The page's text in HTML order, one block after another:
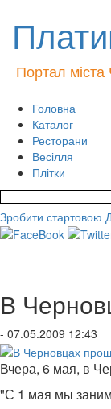
Портал міста
Головна
Каталог
Ресторани
Весілля
Плітки
Зробити стартовою
В
- 07.05.2009 12:43
Вчера, 6 мая, в
"С 1 мая мы